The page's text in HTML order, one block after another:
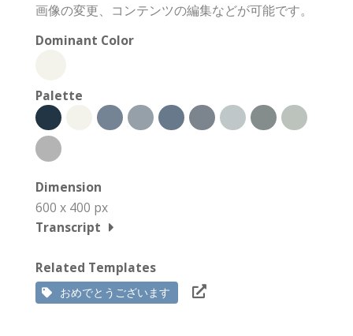
画像の変更、コンテンツの編集などが可能です。
Dominant Color
Palette
Dimension
600 x 400 px
Transcript
Related Templates
おめでとうございます